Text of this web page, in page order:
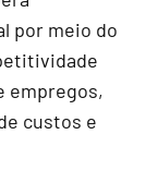
por meio do
empregos,
custos e